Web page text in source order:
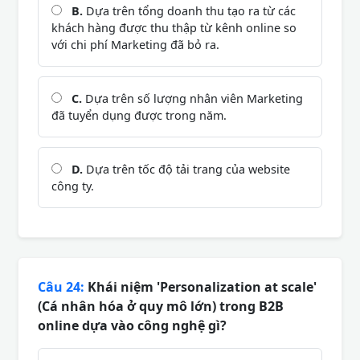
B. Dựa trên tổng doanh thu tạo ra từ các
khách hàng được thu thập từ kênh online so
với chi phí Marketing đã bỏ ra.
C. Dựa trên số lượng nhân viên Marketing
đã tuyển dụng được trong năm.
D. Dựa trên tốc độ tải trang của website
công ty.
Câu 24: Khái niệm 'Personalization at scale'
(Cá nhân hóa ở quy mô lớn) trong B2B
online dựa vào công nghệ gì?